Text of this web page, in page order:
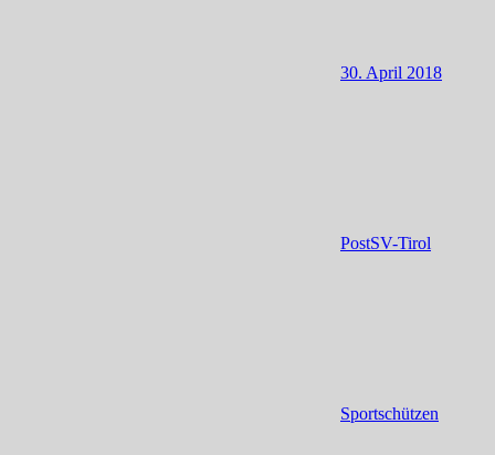
30. April 2018
PostSV-Tirol
Sportschützen